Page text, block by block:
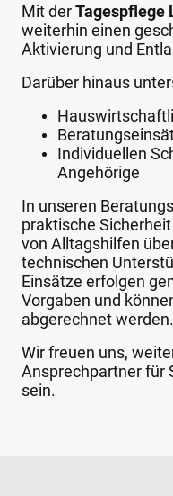
Mit derTagespflege
weiterhin einen
Aktivierung und
Darüber hinaus
Individuellen
Angehörige
In unseren
praktische
von Alltagshilfen
technischen
Einsätze erfolgen
Vorgaben und
abgerechnet werden.
Wir freuen uns,
Ansprechpartner für
sein.